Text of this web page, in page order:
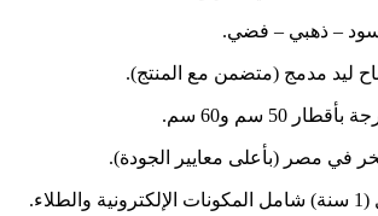
أسود – ذهبي – فضي.
ليد مدمج (متضمن مع المنتج).
50 سم و60 سم.
في مصر (بأعلى معايير الجودة).